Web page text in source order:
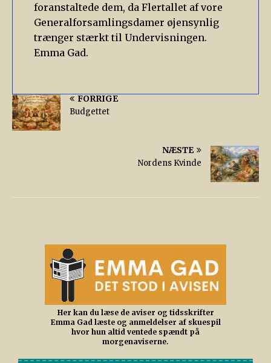
foranstaltede dem, da Flertallet af vore
Generalforsamlingsdamer øjensynlig
trænger stærkt til Undervisningen.
Emma Gad.
FORRIGE
Budgettet
NÆSTE
Nordens Kvinde
Her kan du læse de aviser og tidsskrifter
Emma Gad læste og anmeldelser af skuespil
hvor hun altid ventede spændt på
morgenaviserne.